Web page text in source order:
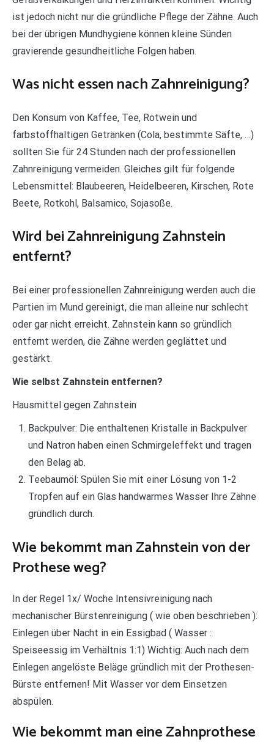
ist jedoch nicht nur die gründliche Pflege der Zähne. Auch
bei der übrigen Mundhygiene können kleine Sünden
gravierende gesundheitliche Folgen haben.
Was nicht essen nach Zahnreinigung?
Den Konsum von Kaffee, Tee, Rotwein und
farbstoffhaltigen Getränken (Cola, bestimmte Säfte, …)
sollten Sie für 24 Stunden nach der professionellen
Zahnreinigung vermeiden. Gleiches gilt für folgende
Lebensmittel: Blaubeeren, Heidelbeeren, Kirschen, Rote
Beete, Rotkohl, Balsamico, Sojasoße.
Wird bei Zahnreinigung Zahnstein
entfernt?
Bei einer professionellen Zahnreinigung werden auch die
Partien im Mund gereinigt, die man alleine nur schlecht
oder gar nicht erreicht. Zahnstein kann so gründlich
entfernt werden, die Zähne werden geglättet und
gestärkt.
Wie selbst Zahnstein entfernen?
Hausmittel gegen Zahnstein
Backpulver: Die enthaltenen Kristalle in Backpulver
und Natron haben einen Schmirgeleffekt und tragen
den Belag ab.
Teebaumöl: Spülen Sie mit einer Lösung von 1-2
Tropfen auf ein Glas handwarmes Wasser Ihre Zähne
gründlich durch.
Wie bekommt man Zahnstein von der
Prothese weg?
In der Regel 1x/ Woche Intensivreinigung nach
mechanischer Bürstenreinigung ( wie oben beschrieben ):
Einlegen über Nacht in ein Essigbad ( Wasser :
Speiseessig im Verhältnis 1:1) Wichtig: Auch nach dem
Einlegen angelöste Beläge gründlich mit der Prothesen-
Bürste entfernen! Mit Wasser vor dem Einsetzen
abspülen.
Wie bekommt man eine Zahnprothese